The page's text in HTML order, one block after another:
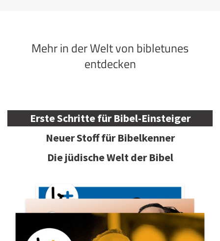
Mehr in der Welt von bibletunes
entdecken
Erste Schritte für Bibel-Einsteiger
Neuer Stoff für Bibelkenner
Die jüdische Welt der Bibel